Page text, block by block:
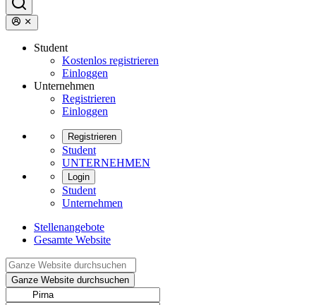
Student
Kostenlos registrieren
Einloggen
Unternehmen
Registrieren
Einloggen
Registrieren
Student
UNTERNEHMEN
Login
Student
Unternehmen
Stellenangebote
Gesamte Website